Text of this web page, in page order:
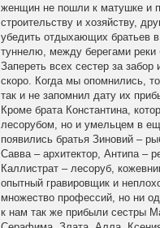
женщин не пошли к матушке и
строительству и хозяйству,
убедить отдыхающих братьев
туннелю, между берегами реки
Запереть всех сестер за
скоро. Когда мы опомнились,
так и не запомнил дату их
Кроме брата Константина,
лесорубом, но и умельцем в
появились братья Зиновий –
Савва – архитектор, Антипа –
Каллистрат – лесоруб,
опытный гравировщик и
множество профессий, но ни
к нам так же прибыли сестры